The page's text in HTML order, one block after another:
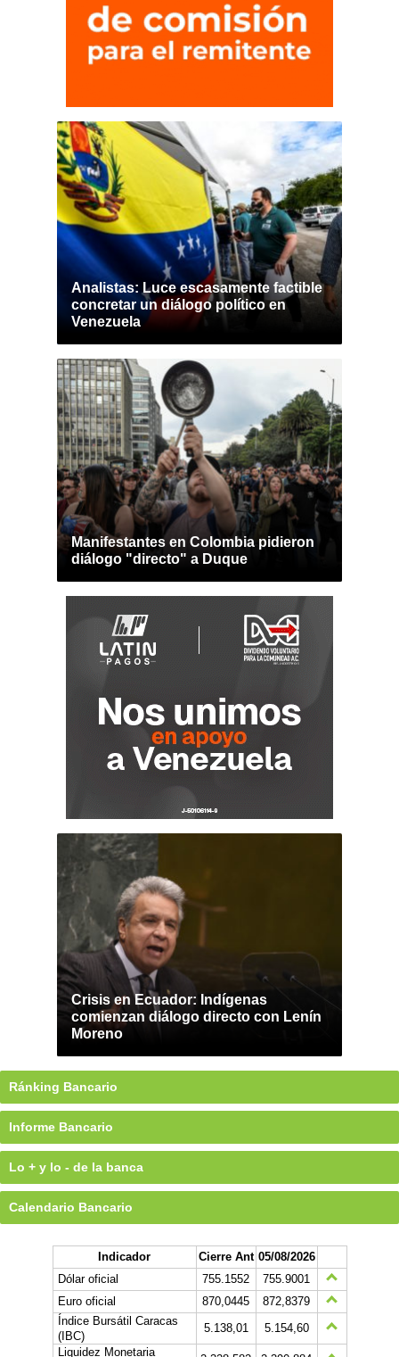
Analistas: Luce escasamente factible
concretar un diálogo político en
Venezuela
Manifestantes en Colombia pidieron
diálogo "directo" a Duque
Crisis en Ecuador: Indígenas
comienzan diálogo directo con Lenín
Moreno
Ránking Bancario
Informe Bancario
Lo + y lo - de la banca
Calendario Bancario
Indicador Cierre Ant 05/08/2026
Dólar oficial
755.1552
755.9001
Euro oficial
870,0445
872,8379
Índice Bursátil Caracas
(IBC)
5.138,01
5.154,60
Liquidez Monetaria